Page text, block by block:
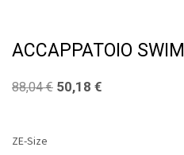
ACCAPPATOIO SWIM
88,04€ 50,18 €
ZE-Size